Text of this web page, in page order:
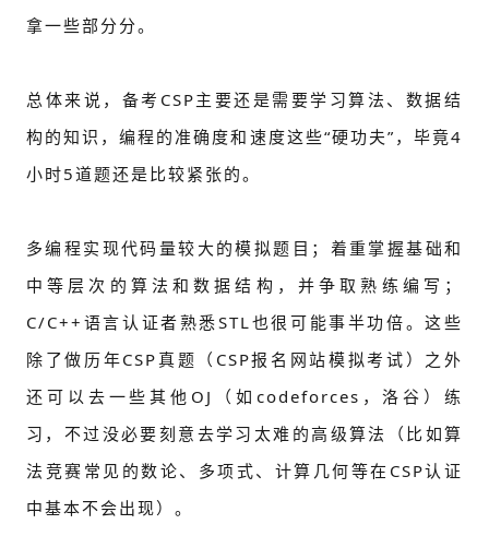
拿一些部分分。
总体来说，备考CSP主要还是需要学习算法、数据结
构的知识，编程的准确度和速度这些“硬功夫”，毕竟4
小时5道题还是比较紧张的。
多编程实现代码量较大的模拟题目；着重掌握基础和
中等层次的算法和数据结构，并争取熟练编写；
C/C++语言认证者熟悉STL也很可能事半功倍。这些
除了做历年CSP真题（CSP报名网站模拟考试）之外
还可以去一些其他OJ（如codeforces，洛谷）练
习，不过没必要刻意去学习太难的高级算法（比如算
法竞赛常见的数论、多项式、计算几何等在CSP认证
中基本不会出现）。